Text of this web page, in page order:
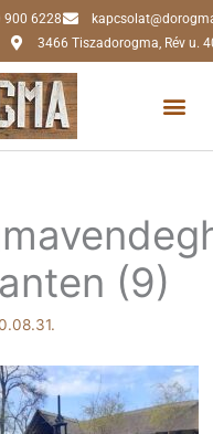
900 6228
3466 Tiszadorogma, Rév u.
(9)